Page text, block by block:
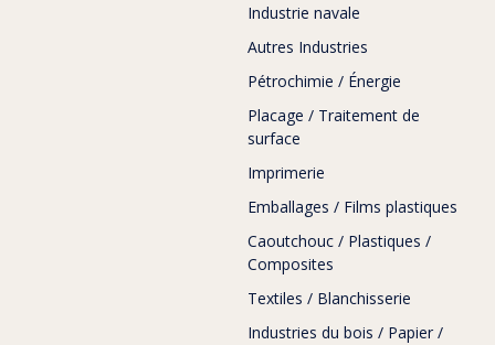
Industrie navale
Autres Industries
Pétrochimie / Énergie
Placage / Traitement de
surface
Imprimerie
Emballages / Films plastiques
Caoutchouc / Plastiques /
Composites
Textiles / Blanchisserie
Industries du bois / Papier /